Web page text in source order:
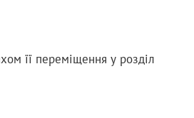
її переміщення у розділ